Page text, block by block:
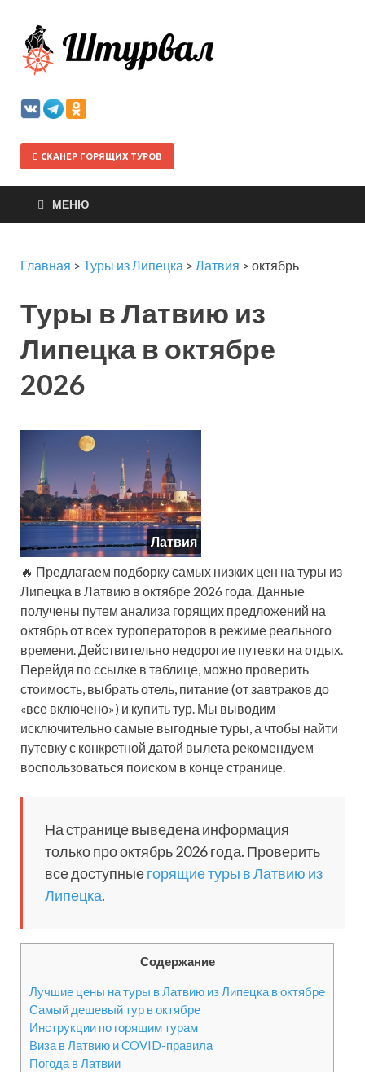
СКАНЕР ГОРЯЩИХ ТУРОВ
МЕНЮ
Главная > Туры из Липецка > Латвия > октябрь
Туры в Латвию из
Липецка в октябре
2026
Латвия
🔥 Предлагаем подборку самых низких цен на туры из
Липецка в Латвию в октябре 2026 года. Данные
получены путем анализа горящих предложений на
октябрь от всех туроператоров в режиме реального
времени. Действительно недорогие путевки на отдых.
Перейдя по ссылке в таблице, можно проверить
стоимость, выбрать отель, питание (от завтраков до
«все включено») и купить тур. Мы выводим
исключительно самые выгодные туры, а чтобы найти
путевку с конкретной датой вылета рекомендуем
воспользоваться поиском в конце странице.
На странице выведена информация
только про октябрь 2026 года. Проверить
все доступныегорящие туры в Латвию из
Липецка.
Содержание
Лучшие цены на туры в Латвию из Липецка в октябре
Самый дешевый тур в октябре
Инструкции по горящим турам
Виза в Латвию и COVID-правила
Погода в Латвии